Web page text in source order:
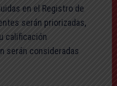
en el Registro de
serán priorizadas,
calificación
serán consideradas